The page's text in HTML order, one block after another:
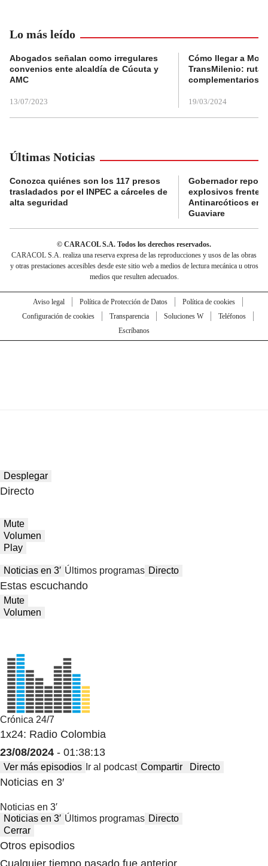
Lo más leído
Abogados señalan como irregulares
convenios ente alcaldía de Cúcuta y
AMC
13/07/2023
Cómo llegar a
TransMilenio:
complementarios
19/03/2024
Últimas Noticias
Conozca quiénes son los 117 presos
trasladados por el INPEC a cárceles de
alta seguridad
Gobernador
explosivos frente a
Antinarcóticos en
Guaviare
© CARACOL S.A. Todos los derechos reservados.
CARACOL S.A. realiza una reserva expresa de las reproducciones y usos de las obras
y otras prestaciones accesibles desde este sitio web a medios de lectura mecánica u otros
medios que resulten adecuados.
Aviso legal Política de Protección de Datos
Política de cookies
Configuración de cookies
Transparencia Soluciones W
Teléfonos
Escríbanos
Desplegar
Directo
Mute
Volumen
Play
Noticias en 3′ Últimos programas Directo
Estas escuchando
Mute
Volumen
Crónica 24/7
1x24: Radio Colombia
23/08/2024 - 01:38:13
Ver más episodios Ir al podcast Compartir Directo
Noticias en 3′
Noticias en 3′
Noticias en 3′ Últimos programas Directo
Cerrar
Otros episodios